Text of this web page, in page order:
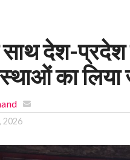
देश-प्रदेश
का लिया
2026